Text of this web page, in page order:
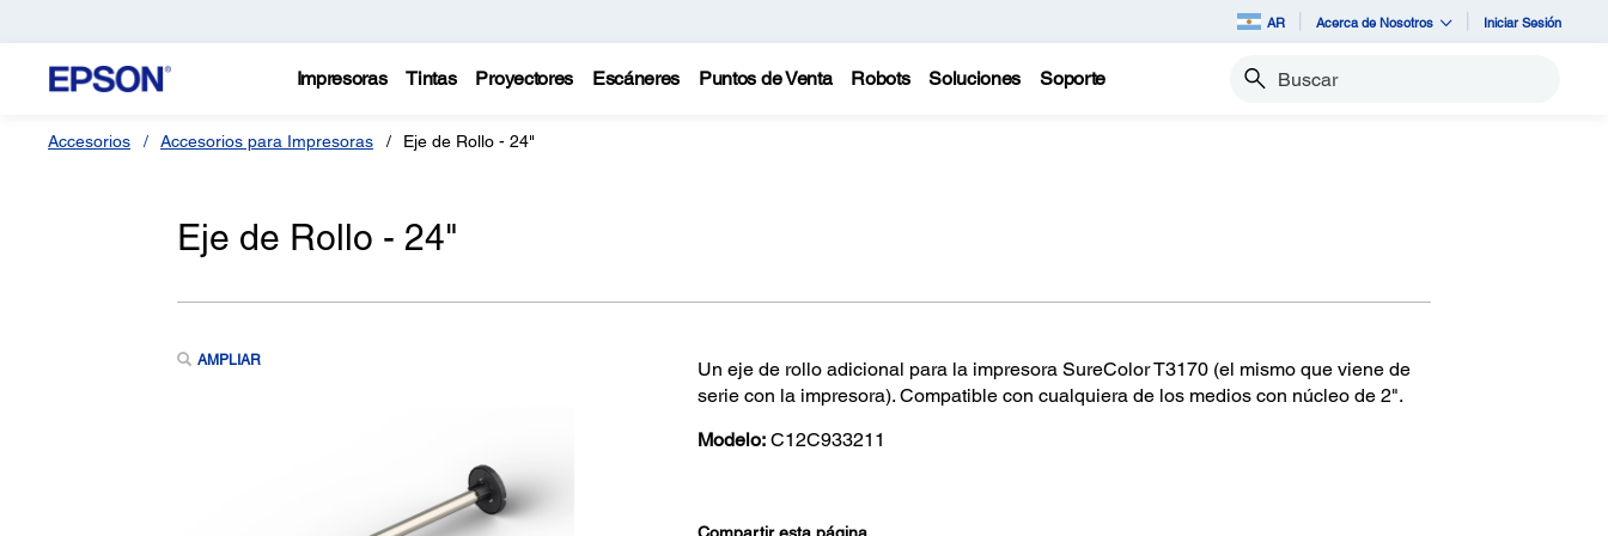
AR Acerca de Nosotros Iniciar Sesión
Impresoras Tintas Proyectores Escáneres Puntos de Venta Robots Soluciones Soporte Buscar
Accesorios Accesorios para Impresoras Eje de Rollo - 24"
Eje de Rollo - 24"
AMPLIAR
Un eje de rollo adicional para la impresora SureColor T3170 (el mismo que viene de
serie con la impresora). Compatible con cualquiera de los medios con núcleo de 2".
Modelo: C12C933211